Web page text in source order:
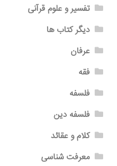
پرداخت
تماس با ما
ثبت شکایات
حساب کاربری من
درباره ما
تفسیر و علوم قرآنی
دیگر کتاب ها
عرفان
فقه
فلسفه
فلسفه دین
کلام و عقائد
معرفت شناسی